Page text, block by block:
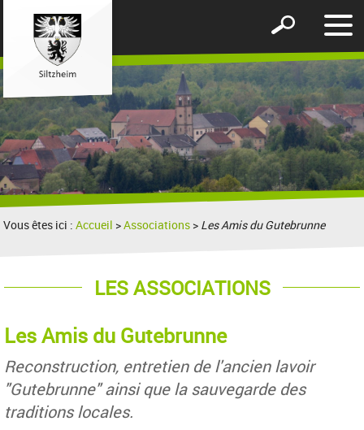
le
Afficher
formulaire
de
recherche
Vous êtes ici :Accueil >Associations > Les Amis du Gutebrunne
LES ASSOCIATIONS
Les Amis du Gutebrunne
Reconstruction, entretien de l'ancien lavoir
"Gutebrunne" ainsi que la sauvegarde des
traditions locales.